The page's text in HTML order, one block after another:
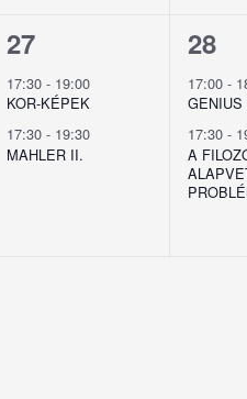
2
esemény,
27
17:30 - 19:00
KOR-KÉPEK
17:30 - 19:30
MAHLER II.
2
28
17:00 -
GENIUS
17:30 -
A